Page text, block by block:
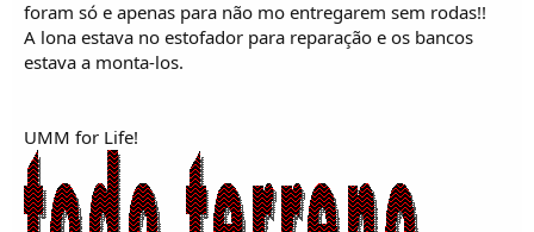
foram só e apenas para não mo entregarem sem rodas!!
A lona estava no estofador para reparação e os bancos
estava a monta-los.
UMM for Life!